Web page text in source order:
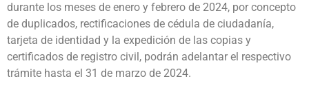
durante los meses de enero y febrero de 2024, por concepto
de duplicados, rectificaciones de cédula de ciudadanía,
tarjeta de identidad y la expedición de las copias y
certificados de registro civil, podrán adelantar el respectivo
trámite hasta el 31 de marzo de 2024.